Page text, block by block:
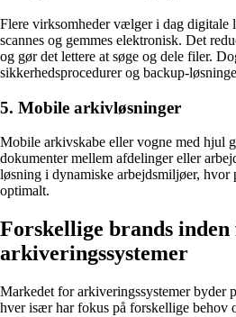
Flere virksomheder vælger i dag digitale
scannes og gemmes elektronisk. Det
og gør det lettere at søge og dele filer.
sikkerhedsprocedurer og backup-
5. Mobile arkivløsninger
Mobile arkivskabe eller vogne med hjul
dokumenter mellem afdelinger eller
løsning i dynamiske arbejdsmiljøer, hvor
optimalt.
Forskellige brands
arkiveringssystemer
Markedet for arkiveringssystemer byder
hver især har fokus på forskellige behov